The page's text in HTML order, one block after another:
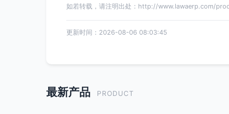
如若转载，请注明出处：http://www.lawaerp.com/
更新时间：2026-08-06 08:03:45
最新产品 PRODUCT